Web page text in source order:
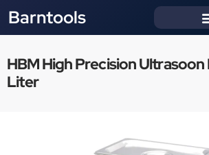
Barntools
HBM High Precision Ultrasoon
Liter